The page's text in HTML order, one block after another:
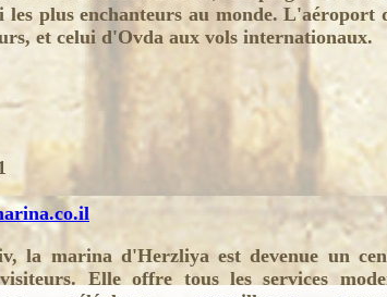
les plus enchanteurs au monde. L'aéroport
et celui d'Ovda aux vols internationaux.
la marina d'Herzliya est devenue un
Elle offre tous les services